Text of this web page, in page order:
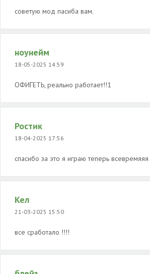
советую мод пасиба вам.
ноунейм
18-05-2025 14:59
ОФИГЕТЬ, реально работает!!1
Ростик
18-04-2025 17:56
спасибо за это я играю теперь всевремяяя
Кел
21-03-2025 15:50
все сработало !!!!